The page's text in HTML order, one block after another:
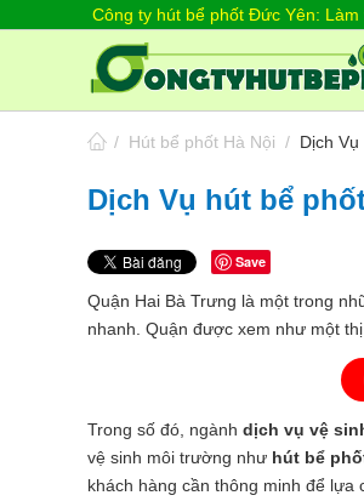
Công ty hút bể phốt Đức Yên:
/ Hút bể phốt Hà Nội / Dịch
Dịch Vụ hút bể
Save
Quận Hai Bà Trưng là một trong
nhanh. Quận được xem như một
Trong số đó, ngành dịch vụ vệ
vệ sinh môi trường như hút bể
khách hàng cần thông minh để